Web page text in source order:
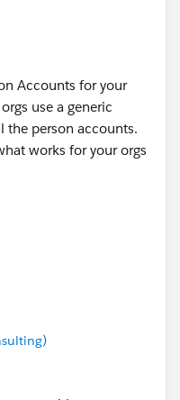
to the Account
Accounts for your
use a generic
the person accounts.
works for your orgs